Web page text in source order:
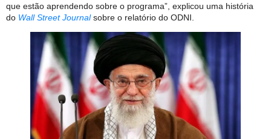
que estão aprendendo sobre o programa”, explicou uma história
do Wall Street Journalsobre o relatório do ODNI.